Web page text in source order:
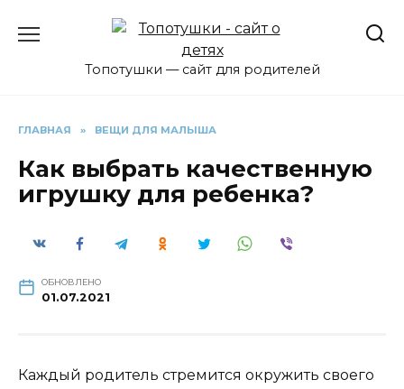
Топотушки — сайт для родителей
ГЛАВНАЯ » ВЕЩИ ДЛЯ МАЛЫША
Как выбрать качественную
игрушку для ребенка?
ОБНОВЛЕНО
01.07.2021
Каждый родитель стремится окружить своего